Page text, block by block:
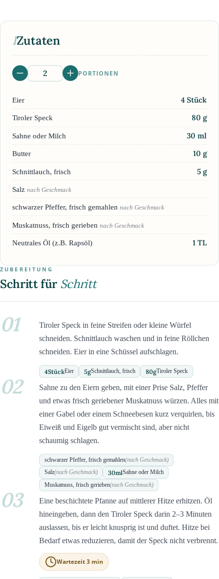
IZutaten
PORTIONEN
Eier 4 Stück
Tiroler Speck 80 g
Sahne oder Milch 30 ml
Butter 10 g
Schnittlauch, frisch 5 g
Salz nach Geschmack
schwarzer Pfeffer, frisch gemahlen nach Geschmack
Muskatnuss, frisch gerieben nach Geschmack
Neutrales Öl (z.B. Rapsöl) 1 TL
ZUBEREITUNG
Schritt für Schritt
01
Tiroler Speck in feine Streifen oder kleine Würfel
schneiden. Schnittlauch waschen und in feine Röllchen
schneiden. Eier in eine Schüssel aufschlagen.
4StückEier 5gSchnittlauch, frisch 80gTiroler Speck
02
Sahne zu den Eiern geben, mit einer Prise Salz, Pfeffer
und etwas frisch geriebener Muskatnuss würzen. Alles mit
einer Gabel oder einem Schneebesen kurz verquirlen, bis
Eiweiß und Eigelb gut vermischt sind, aber nicht
schaumig schlagen.
schwarzer Pfeffer, frisch gemahlen(nach Geschmack)
Salz(nach Geschmack) 30mlSahne oder Milch
Muskatnuss, frisch gerieben(nach Geschmack)
03
Eine beschichtete Pfanne auf mittlerer Hitze erhitzen. Öl
hineingeben, dann den Tiroler Speck darin 2–3 Minuten
auslassen, bis er leicht knusprig ist und duftet. Hitze bei
Bedarf etwas reduzieren, damit der Speck nicht verbrennt.
Wartezeit 3 min